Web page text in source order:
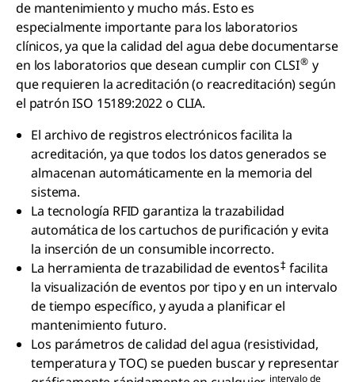
de mantenimiento y mucho más. Esto es
especialmente importante para los laboratorios
clínicos, ya que la calidad del agua debe documentarse
en los laboratorios que desean cumplir con CLSI® y
que requieren la acreditación (o reacreditación) según
el patrón ISO 15189:2022 o CLIA.
El archivo de registros electrónicos facilita la
acreditación, ya que todos los datos generados se
almacenan automáticamente en la memoria del
sistema.
La tecnología RFID garantiza la trazabilidad
automática de los cartuchos de purificación y evita
la inserción de un consumible incorrecto.
La herramienta de trazabilidad de eventos‡facilita
la visualización de eventos por tipo y en un intervalo
de tiempo específico, y ayuda a planificar el
mantenimiento futuro.
Los parámetros de calidad del agua (resistividad,
temperatura y TOC) se pueden buscar y representar
intervalo de